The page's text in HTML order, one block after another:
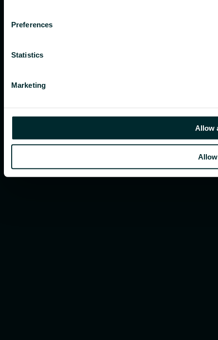
Preferences
Statistics
Marketing
Allow